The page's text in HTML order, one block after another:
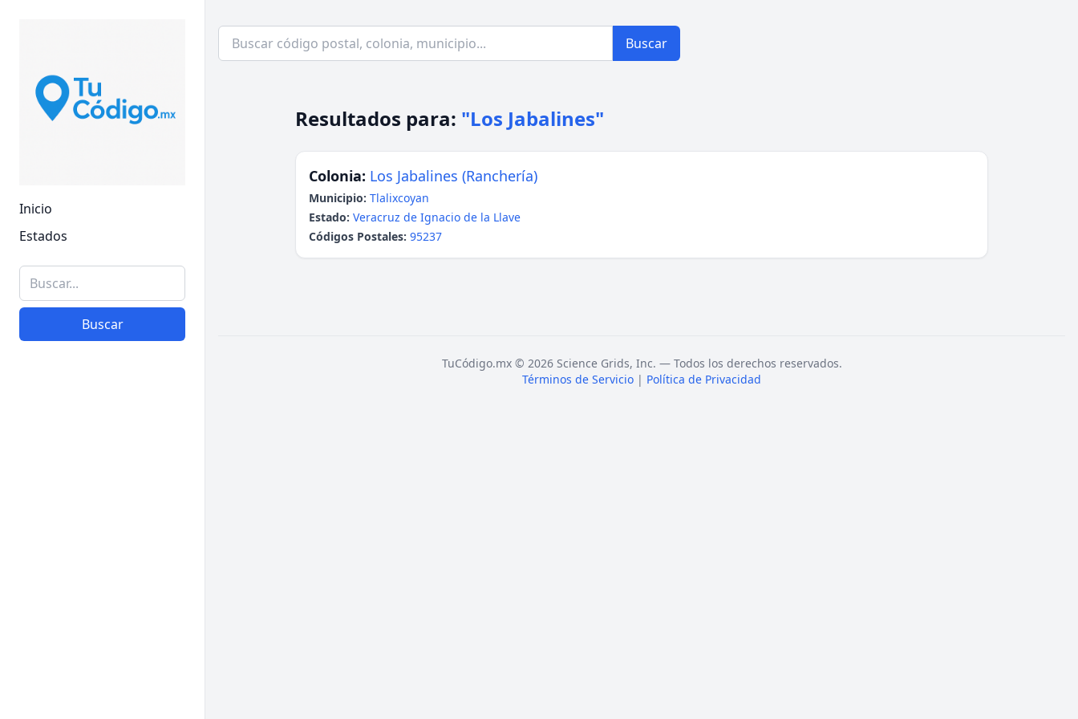
Inicio
Estados
Buscar
Buscar
Resultados para: "Los Jabalines"
Colonia: Los Jabalines (Ranchería)
Municipio: Tlalixcoyan
Estado: Veracruz de Ignacio de la Llave
Códigos Postales: 95237
TuCódigo.mx © 2026 Science Grids, Inc. — Todos los derechos reservados.
Términos de Servicio | Política de Privacidad